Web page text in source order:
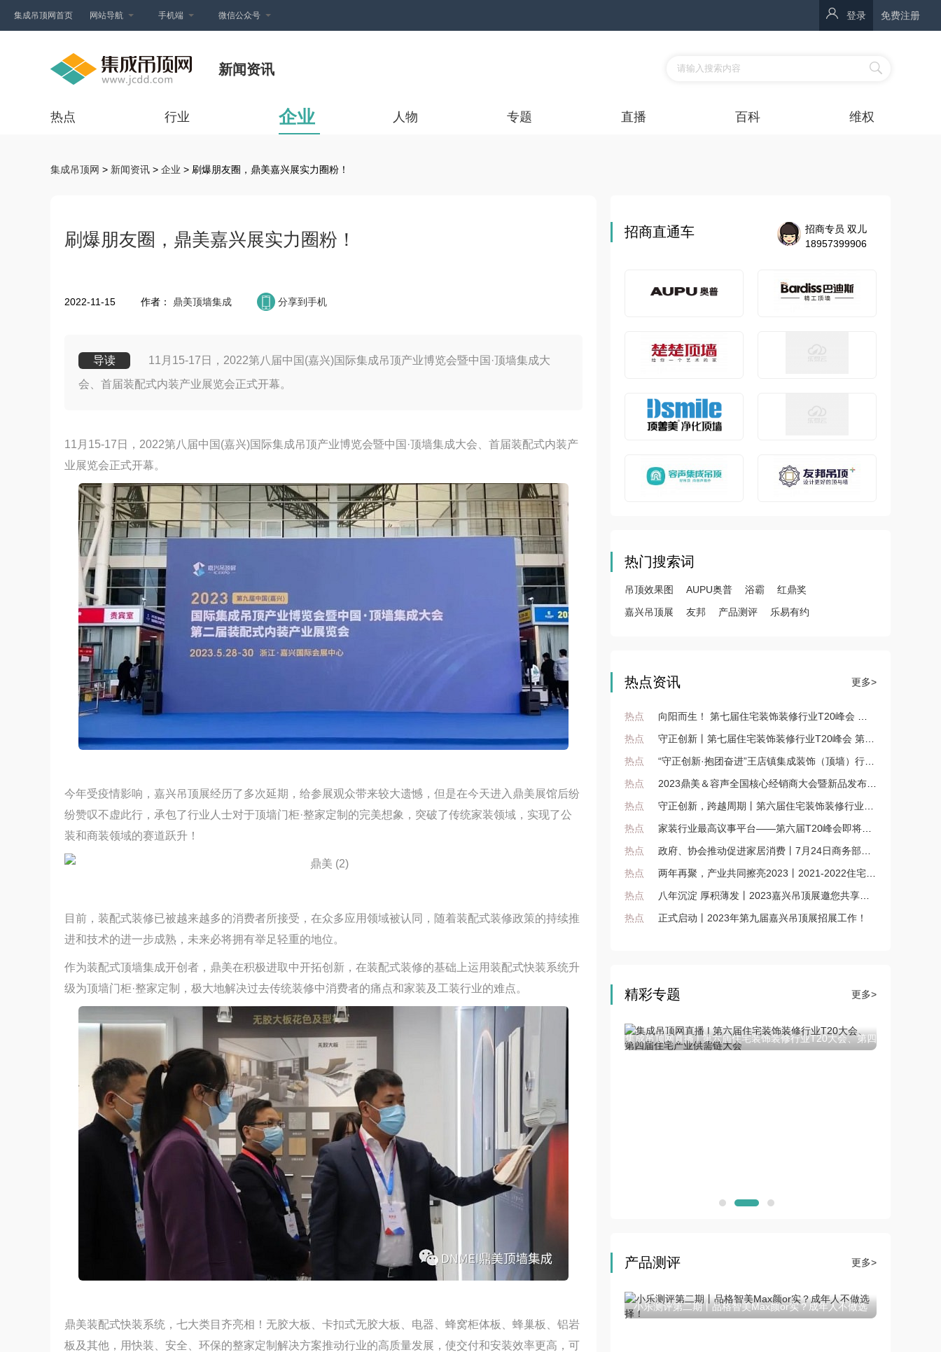
集成吊顶网首页 网站导航 手机端 微信公众号 登录 免费注册
新闻资讯
热点 行业 企业 人物 专题 直播 百科 维权
集成吊顶网 > 新闻资讯 > 企业 > 刷爆朋友圈，鼎美嘉兴展实力圈粉！
刷爆朋友圈，鼎美嘉兴展实力圈粉！
2022-11-15 作者： 鼎美顶墙集成 分享到手机
导读
11月15-17日，2022第八届中国(嘉兴)国际集成吊顶产业博览会暨中国·顶墙集成大
会、首届装配式内装产业展览会正式开幕。
11月15-17日，2022第八届中国(嘉兴)国际集成吊顶产业博览会暨中国·顶墙集成大会、首届装配式内装产
业展览会正式开幕。
今年受疫情影响，嘉兴吊顶展经历了多次延期，给参展观众带来较大遗憾，但是在今天进入鼎美展馆后纷
纷赞叹不虚此行，承包了行业人士对于顶墙门柜·整家定制的完美想象，突破了传统家装领域，实现了公
装和商装领域的赛道跃升！
目前，装配式装修已被越来越多的消费者所接受，在众多应用领域被认同，随着装配式装修政策的持续推
进和技术的进一步成熟，未来必将拥有举足轻重的地位。
作为装配式顶墙集成开创者，鼎美在积极进取中开拓创新，在装配式装修的基础上运用装配式快装系统升
级为顶墙门柜·整家定制，极大地解决过去传统装修中消费者的痛点和家装及工装行业的难点。
鼎美装配式快装系统，七大类目齐亮相！无胶大板、卡扣式无胶大板、电器、蜂窝柜体板、蜂巢板、铝岩
板及其他，用快装、安全、环保的整家定制解决方案推动行业的高质量发展，使交付和安装效率更高，可
招商直通车
招商专员 双儿
18957399906
热门搜索词
吊顶效果图 AUPU奥普 浴霸
红鼎奖
嘉兴吊顶展
友邦 产品测评 乐易有约
热点资讯 更多>
热点
向阳而生！ 第七届住宅装饰装修行业T20峰会 第五届住宅产业供需链大会，传递正确价值观下的有效方法论！
热点
守正创新丨第七届住宅装饰装修行业T20峰会 第五届住宅产业供需链大会广州开幕
热点
“守正创新·抱团奋进”王店镇集成装饰（顶墙）行业大会暨年会盛大召开
热点
2023鼎美＆容声全国核心经销商大会暨新品发布会即将召开！
热点
守正创新，跨越周期丨第六届住宅装饰装修行业T20大会、第四届家装产业供需链大会在长沙召开
热点
家装行业最高议事平台——第六届T20峰会即将聚汇长沙
热点
政府、协会推动促进家居消费丨7月24日商务部在京召开贯彻落实促进家居消费若干措施座谈会
热点
两年再聚，产业共同擦亮2023丨2021-2022住宅产业年会广州召开
热点
八年沉淀 厚积薄发丨2023嘉兴吊顶展邀您共享顶墙新机遇！
热点
正式启动丨2023年第九届嘉兴吊顶展招展工作！
精彩专题 更多>
守正创新 稳中求进丨2024家装实战赋能大会
集成吊顶网直播 | 第六届住宅装饰装修行业T20大会、第四
产品测评 更多>
小乐测评第二期丨品格智美Max颜or实？成年人不做选
择！
小乐测评第一期丨来斯奥天空系列铝晶大板